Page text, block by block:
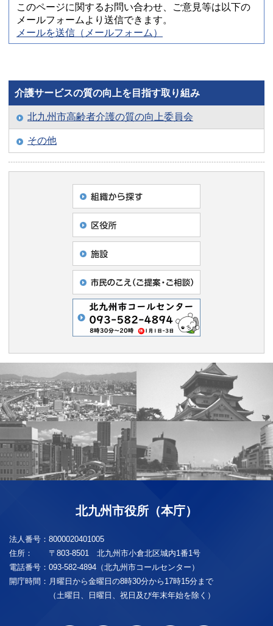
このページに関するお問い合わせ、ご意見等は以下の
メールフォームより送信できます。
メールを送信（メールフォーム）
介護サービスの質の向上を目指す取り組み
北九州市高齢者介護の質の向上委員会
その他
北九州市役所（本庁）
法人番号： 8000020401005
住所：
〒803-8501 北九州市小倉北区城内1番1号
電話番号： 093-582-4894（北九州市コールセンター）
開庁時間： 月曜日から金曜日の8時30分から17時15分まで
（土曜日、日曜日、祝日及び年末年始を除く）